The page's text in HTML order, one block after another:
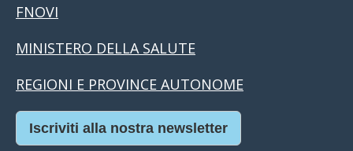
FNOVI
MINISTERO DELLA SALUTE
REGIONI E PROVINCE AUTONOME
Iscriviti alla nostra newsletter